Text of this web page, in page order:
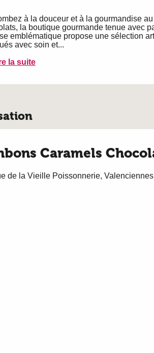
à la douceur et à la gourmandise
la boutique gourmande tenue avec
emblématique propose une sélection
avec soin et...
la suite
Caramels
de la Vieille Poissonnerie, Valenciennes